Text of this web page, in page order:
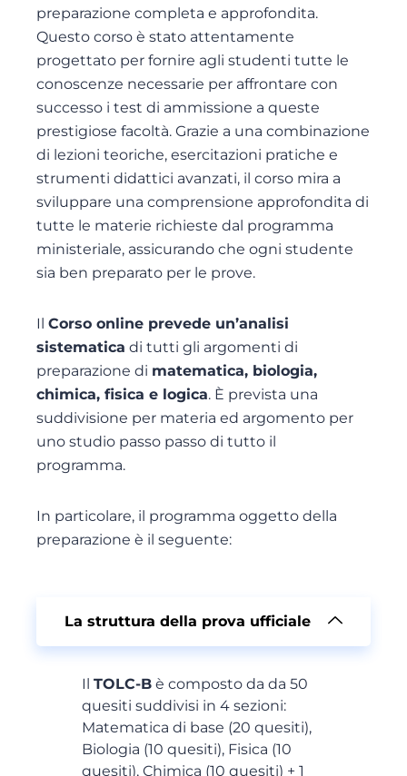
preparazione completa e approfondita.
Questo corso è stato attentamente
progettato per fornire agli studenti tutte le
conoscenze necessarie per affrontare con
successo i test di ammissione a queste
prestigiose facoltà. Grazie a una combinazione
di lezioni teoriche, esercitazioni pratiche e
strumenti didattici avanzati, il corso mira a
sviluppare una comprensione approfondita di
tutte le materie richieste dal programma
ministeriale, assicurando che ogni studente
sia ben preparato per le prove.
Il Corso online prevede un’analisi
sistematica di tutti gli argomenti di
preparazione di matematica, biologia,
chimica, fisica e logica. È prevista una
suddivisione per materia ed argomento per
uno studio passo passo di tutto il
programma.
In particolare, il programma oggetto della
preparazione è il seguente:
La struttura della prova ufficiale
Il TOLC-B è composto da da 50
quesiti suddivisi in 4 sezioni:
Matematica di base (20 quesiti),
Biologia (10 quesiti), Fisica (10
quesiti), Chimica (10 quesiti) + 1